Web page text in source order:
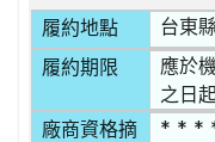
履約地點
台東
履約期限
應於
之日
廠商資格摘
* * *